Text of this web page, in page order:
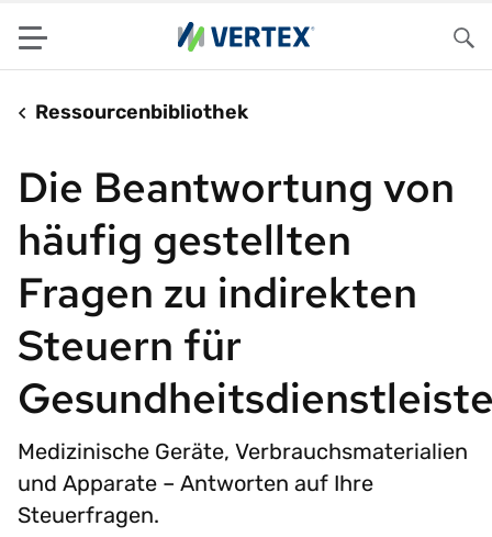
Menu
Ressourcenbibliothek
Die Beantwortung von
häufig gestellten
Fragen zu indirekten
Steuern für
Medizinische Geräte, Verbrauchsmaterialien
und Apparate – Antworten auf Ihre
Steuerfragen.